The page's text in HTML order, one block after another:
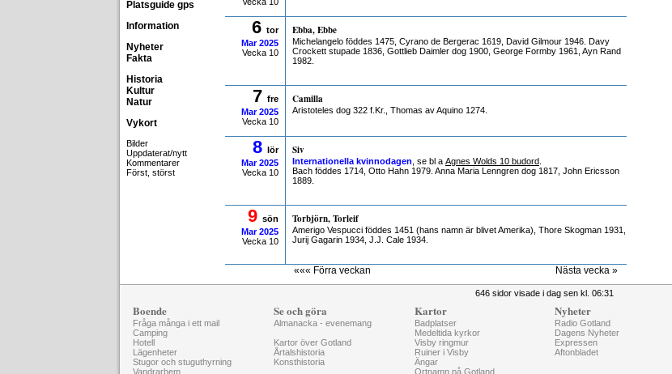
Platsguide gps
Information
Nyheter
Fakta
Historia
Kultur
Natur
Vykort
Bilder
Uppdaterat/nytt
Kommentarer
Först, störst
6 tor
Mar 2025
Vecka 10
Ebba, Ebbe
Michelangelo föddes 1475, Cyrano de Bergerac 1619, David Gilmour 1946. Davy
Crockett stupade 1836, Gottlieb Daimler dog 1900, George Formby 1961, Ayn Rand
1982.
7 fre
Mar 2025
Vecka 10
Camilla
Aristoteles dog 322 f.Kr., Thomas av Aquino 1274.
8 lör
Mar 2025
Vecka 10
Siv
Internationella kvinnodagen , se bl a Agnes Wolds 10 budord
Bach föddes 1714, Otto Hahn 1979. Anna Maria Lenngren dog 1817, John Ericsson
1889.
9 sön
Mar 2025
Vecka 10
Torbjörn, Torleif
Amerigo Vespucci föddes 1451 (hans namn är blivet Amerika), Thore Skogman 1931,
Jurij Gagarin 1934, J.J. Cale 1934.
««« Förra veckan Nästa vecka »
646 sidor visade i dag sen kl. 06:31
Boende
Fråga många i ett mail
Camping
Hotell
Lägenheter
Stugor och stuguthyrning
Vandrarhem
Se och göra
Almanacka - evenemang
Kartor över Gotland
Årtalshistoria
Konsthistoria
Kartor
Badplatser
Medeltida kyrkor
Visby ringmur
Ruiner i Visby
Ängar
Ortnamn på Gotland
Nyheter
Radio Gotland
Dagens Nyheter
Expressen
Aftonbladet